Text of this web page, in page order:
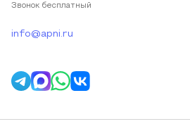
Звонок бесплатный
info@apni.ru